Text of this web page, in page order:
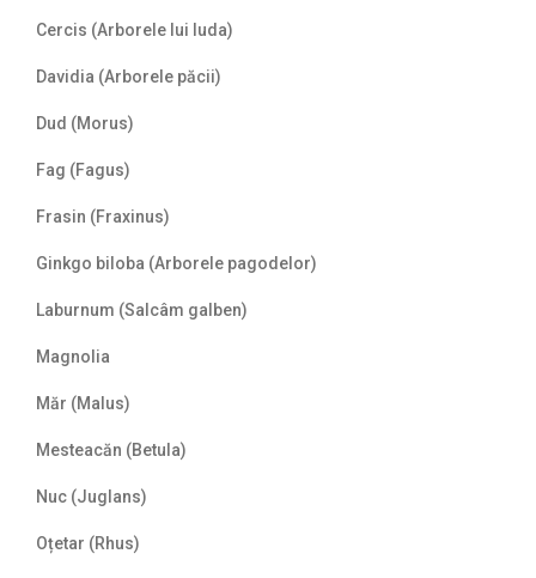
Cercis (Arborele lui Iuda)
Davidia (Arborele păcii)
Dud (Morus)
Fag (Fagus)
Frasin (Fraxinus)
Ginkgo biloba (Arborele pagodelor)
Laburnum (Salcâm galben)
Magnolia
Măr (Malus)
Mesteacăn (Betula)
Nuc (Juglans)
Oțetar (Rhus)